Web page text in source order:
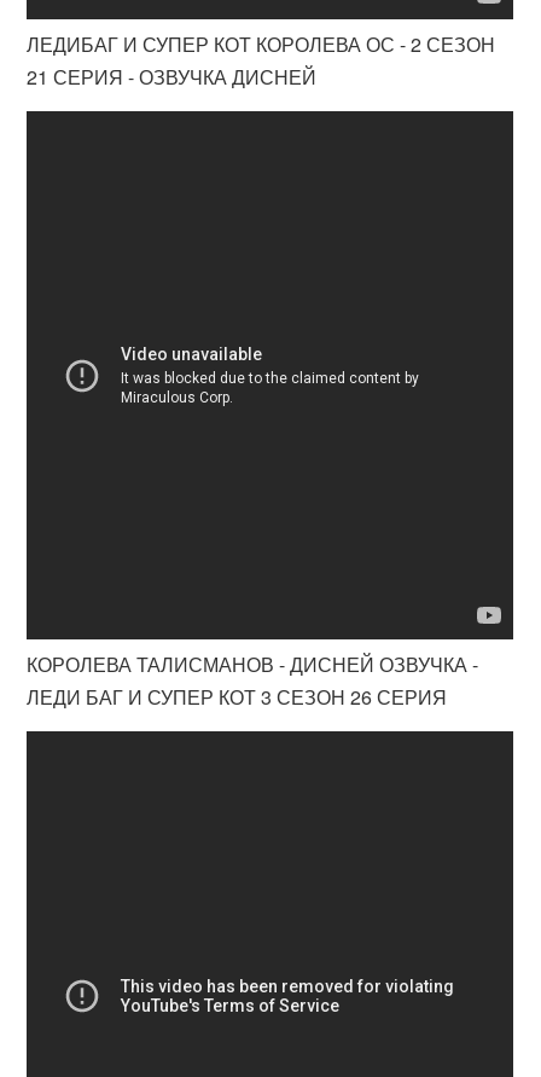
ЛЕДИБАГ И СУПЕР КОТ КОРОЛЕВА ОС - 2 СЕЗОН
21 СЕРИЯ - ОЗВУЧКА ДИСНЕЙ
КОРОЛЕВА ТАЛИСМАНОВ - ДИСНЕЙ ОЗВУЧКА -
ЛЕДИ БАГ И СУПЕР КОТ 3 СЕЗОН 26 СЕРИЯ